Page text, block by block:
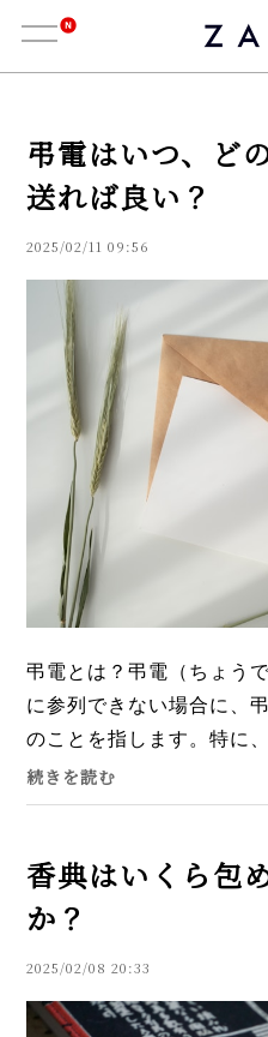
弔電はいつ、ど
送れば良い？
2025/02/11 09:56
弔電とは？弔電（ちょう
に参列できない場合に、
のことを指します。特に
人や家族、仕事関係者な
遺族を慰める目的で利...
続きを読む
香典はいくら包
か？
2025/02/08 20:33